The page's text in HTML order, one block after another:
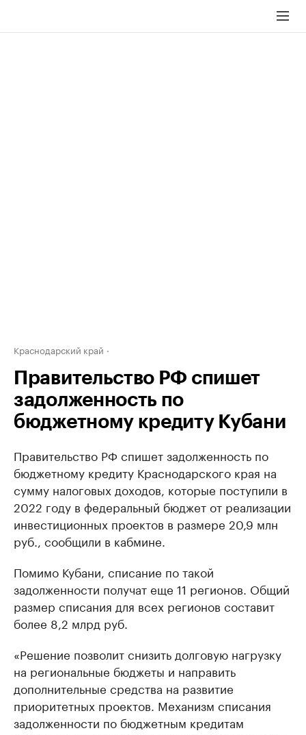
Краснодарский край
Правительство РФ спишет
задолженность по
бюджетному кредиту Кубани
Правительство РФ спишет задолженность по
бюджетному кредиту Краснодарского края на
сумму налоговых доходов, которые поступили в
2022 году в федеральный бюджет от реализации
инвестиционных проектов в размере 20,9 млн
руб., сообщили в кабмине.
Помимо Кубани, списание по такой
задолженности получат еще 11 регионов. Общий
размер списания для всех регионов составит
более 8,2 млрд руб.
«Решение позволит снизить долговую нагрузку
на региональные бюджеты и направить
дополнительные средства на развитие
приоритетных проектов. Механизм списания
задолженности по бюджетным кредитам